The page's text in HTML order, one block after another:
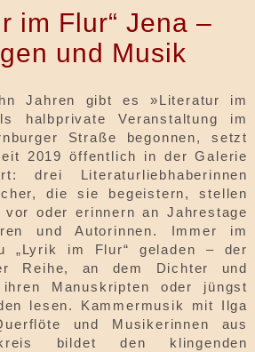
im Flur“ Jena –
und Musik
Jahren gibt es »Literatur im
halbprivate Veranstaltung im
Straße begonnen, setzt
2019 öffentlich in der Galerie
drei Literaturliebhaberinnen
die sie begeistern, stellen
vor oder erinnern an Jahrestage
und Autorinnen. Immer im
„Lyrik im Flur“ geladen – der
Reihe, an dem Dichter und
Manuskripten oder jüngst
lesen. Kammermusik mit Ilga
und Musikerinnen aus
bildet den klingenden